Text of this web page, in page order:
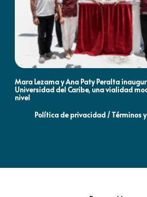
Mara Lezama y Ana Paty Peralta
Universidad del Caribe, una vialidad
nivel
Política de privacidad / Términos